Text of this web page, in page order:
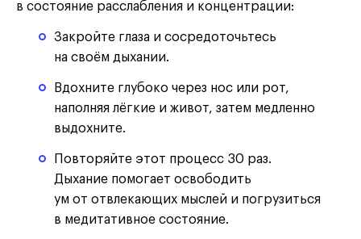
в состояние расслабления и концентрации:
Закройте глаза и сосредоточьтесь
на своём дыхании.
Вдохните глубоко через нос или рот,
наполняя лёгкие и живот, затем медленно
выдохните.
Повторяйте этот процесс 30 раз.
Дыхание помогает освободить
ум от отвлекающих мыслей и погрузиться
в медитативное состояние.